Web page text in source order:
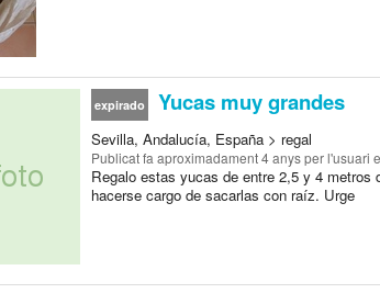
expirado Yucas muy grandes
Sevilla, Andalucía, España > regal
Publicatfa aproximadament 4 anysper l'usuari
Regalo estas yucas de entre 2,5 y 4 metros
hacerse cargo de sacarlas con raíz. Urge